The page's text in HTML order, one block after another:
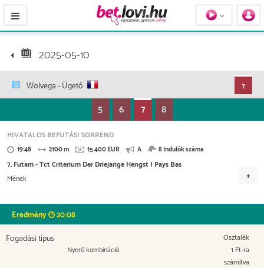
2025-05-10
Wolvega- Ügető 7
5 6 7 8
HIVATALOS BEFUTÁSI SORREND
19:48 2100 m 15 400 EUR A 8 Indulók száma
7. Futam - Tct Criterium Der Driejarige Hengst I Pays Bas
Mének
Versenydíj 7.000 EUR
450 EUR
300 EUR 250 EUR
Eredmény 20:08
Fogadási típus
Nyerő kombináció
Osztalék
1 Ft-ra
számítva